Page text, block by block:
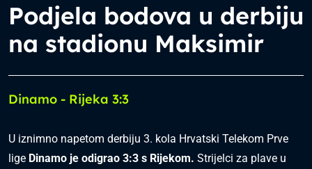
Podjela bodova u derbiju
na stadionu Maksimir
Dinamo - Rijeka 3:3
U iznimno napetom derbiju 3. kola Hrvatski Telekom Prve
lige Dinamo je odigrao 3:3 s Rijekom. Strijelci za plave u